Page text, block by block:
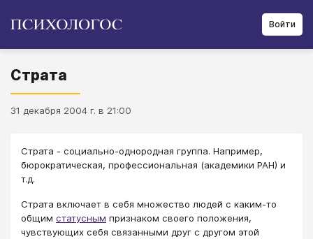
Войти
Страта
31 декабря 2004 г. в 21:00
Страта - социально-однородная группа. Например,
бюрократическая, профессиональная (академики РАН) и
т.д.
Страта включает в себя множество людей с каким-то
общим статусным признаком своего положения,
чувствующих себя связанными друг с другом этой